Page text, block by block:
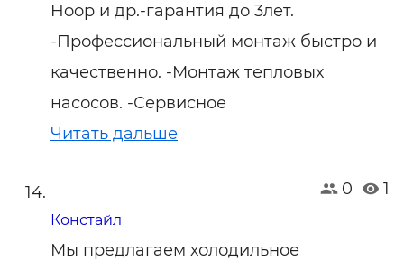
Hoop и др.-гарантия до 3лет.
-Профессиональный монтаж быстро и
качественно. -Монтаж тепловых
насосов. -Сервисное
Читать дальше
0 1
Констайл
Мы предлагаем холодильное